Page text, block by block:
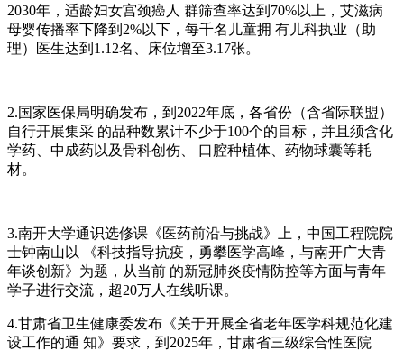
2030年，适龄妇⼥宫颈癌⼈ 群筛查率达到70%以上，艾滋病
⺟婴传播率下降到2%以下，每千名⼉童拥 有⼉科执业（助
理）医⽣达到1.12名、床位增⾄3.17张。
2.国家医保局明确发布，到2022年底，各省份（含省际联盟）
⾃⾏开展集采 的品种数累计不少于100个的⽬标，并且须含化
学药、中成药以及⻣科创伤、 ⼝腔种植体、药物球囊等耗
材。
3.南开⼤学通识选修课《医药前沿与挑战》上，中国⼯程院院
⼠钟南⼭以 《科技指导抗疫，勇攀医学⾼峰，与南开⼴⼤⻘
年谈创新》为题，从当前 的新冠肺炎疫情防控等⽅⾯与⻘年
学⼦进⾏交流，超20万⼈在线听课。
4.⽢肃省卫⽣健康委发布《关于开展全省⽼年医学科规范化建
设⼯作的通 知》要求，到2025年，⽢肃省三级综合性医院